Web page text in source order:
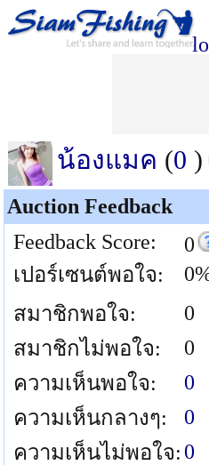
น้องแมค (0 )
Auction Feedback
Feedback Score:
0
เปอร์เซนต์พอใจ:
สมาชิกพอใจ:
0
สมาชิกไม่พอใจ:
0
ความเห็นพอใจ:
0
ความเห็นกลางๆ:
0
ความเห็นไม่พอใจ: 0